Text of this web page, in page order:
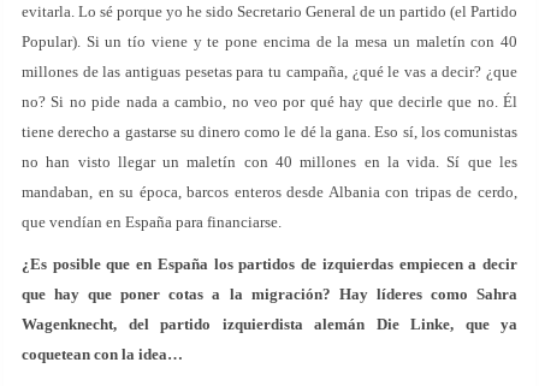
evitarla. Lo sé porque yo he sido Secretario General de un partido (el Partido
Popular). Si un tío viene y te pone encima de la mesa un maletín con 40
millones de las antiguas pesetas para tu campaña, ¿qué le vas a decir? ¿que
no? Si no pide nada a cambio, no veo por qué hay que decirle que no. Él
tiene derecho a gastarse su dinero como le dé la gana. Eso sí, los comunistas
no han visto llegar un maletín con 40 millones en la vida. Sí que les
mandaban, en su época, barcos enteros desde Albania con tripas de cerdo,
que vendían en España para financiarse.
¿Es posible que en España los partidos de izquierdas empiecen a decir
que hay que poner cotas a la migración? Hay líderes como Sahra
Wagenknecht, del partido izquierdista alemán Die Linke, que ya
coquetean con la idea…